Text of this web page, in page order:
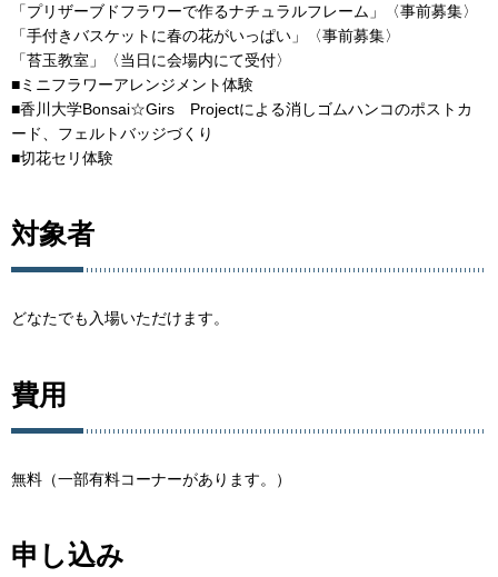
「プリザーブドフラワーで作るナチュラルフレーム」〈事前募集〉
「手付きバスケットに春の花がいっぱい」〈事前募集〉
「苔玉教室」〈当日に会場内にて受付〉
■ミニフラワーアレンジメント体験
■香川大学Bonsai☆Girs Projectによる消しゴムハンコのポストカ
ード、フェルトバッジづくり
■切花セリ体験
対象者
どなたでも入場いただけます。
費用
無料（一部有料コーナーがあります。）
申し込み